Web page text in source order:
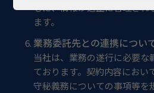
もに、情報が適正に管理され
ます。
業務委託先との連携につい
当社は、業務の遂行に必要な
ております。契約内容におい
守秘義務についての事項等を